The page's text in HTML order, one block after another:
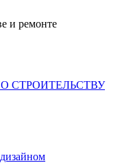
и ремонте
СТРОИТЕЛЬСТВУ